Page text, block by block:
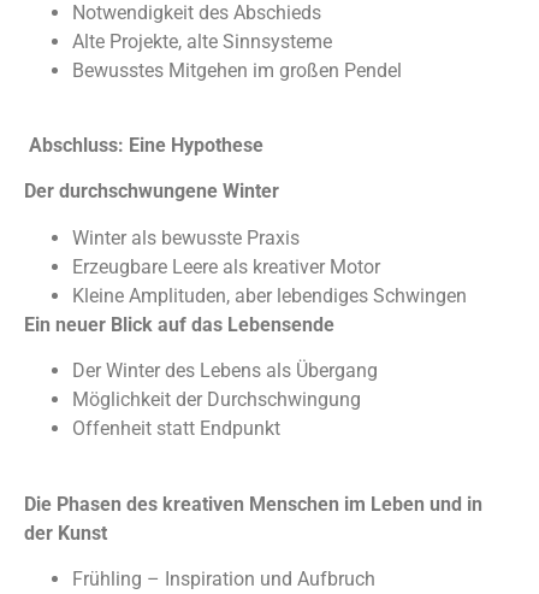
Notwendigkeit des Abschieds
Alte Projekte, alte Sinnsysteme
Bewusstes Mitgehen im großen Pendel
Abschluss: Eine Hypothese
Der durchschwungene Winter
Winter als bewusste Praxis
Erzeugbare Leere als kreativer Motor
Kleine Amplituden, aber lebendiges Schwingen
Ein neuer Blick auf das Lebensende
Der Winter des Lebens als Übergang
Möglichkeit der Durchschwingung
Offenheit statt Endpunkt
Die Phasen des kreativen Menschen im Leben und in
der Kunst
Frühling – Inspiration und Aufbruch